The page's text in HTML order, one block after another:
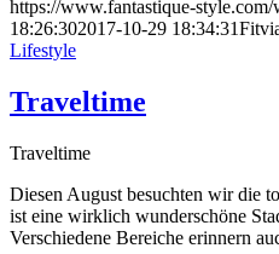
https://www.fantastique-
18:26:302017-10-29 18:34:31
Lifestyle
Traveltime
Traveltime
Diesen August besuchten wir die
ist eine wirklich wunderschöne
Verschiedene Bereiche erinnern